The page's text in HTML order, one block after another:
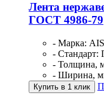
Лента
ГОСТ 4986-79
- Марка:
- Стандарт:
- Толщина,
- Ширина,
Купить в 1 клик